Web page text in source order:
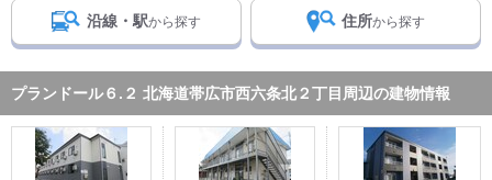
沿線・駅から探す 住所から探す
プランドール６.２ 北海道帯広市西六条北２丁目周辺の建物情報